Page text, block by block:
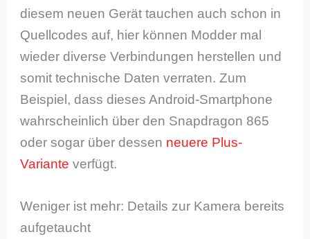
diesem neuen Gerät tauchen auch schon in
Quellcodes auf, hier können Modder mal
wieder diverse Verbindungen herstellen und
somit technische Daten verraten. Zum
Beispiel, dass dieses Android-Smartphone
wahrscheinlich über den Snapdragon 865
oder sogar über dessen neuere Plus-
Variante verfügt.
Weniger ist mehr: Details zur Kamera bereits
aufgetaucht